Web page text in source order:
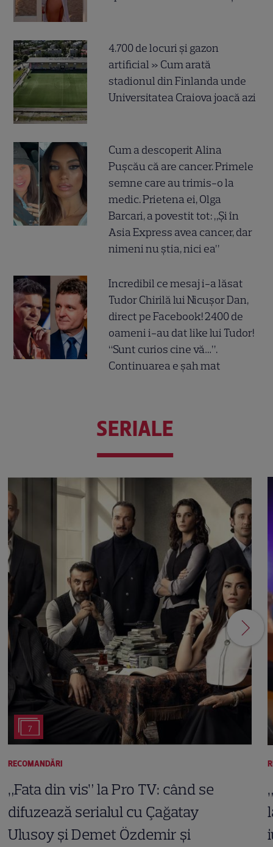
4.700 de locuri și gazon
artificial » Cum arată
stadionul din Finlanda unde
Universitatea Craiova joacă azi
Cum a descoperit Alina
Pușcău că are cancer. Primele
semne care au trimis-o la
medic. Prietena ei, Olga
Barcari, a povestit tot: „Și în
Asia Express avea cancer, dar
nimeni nu știa, nici ea”
Incredibil ce mesaj i-a lăsat
Tudor Chirilă lui Nicușor Dan,
direct pe Facebook! 2400 de
oameni i-au dat like lui Tudor!
“Sunt curios cine vă…”.
Continuarea e șah mat
SERIALE
7
RECOMANDĂRI
„Fata din vis” la Pro TV: când se
difuzează serialul cu Çağatay
Ulusoy și Demet Özdemir și